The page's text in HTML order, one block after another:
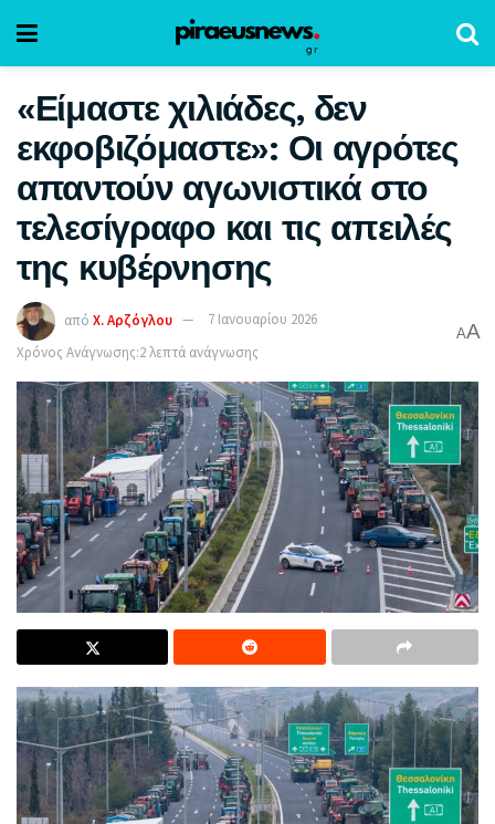
«Είμαστε χιλιάδες, δεν
εκφοβιζόμαστε»: Οι αγρότες
απαντούν αγωνιστικά στο
τελεσίγραφο και τις απειλές
της κυβέρνησης
από Χ. Αρζόγλου
7 Ιανουαρίου 2026
Χρόνος Ανάγνωσης:2 λεπτά ανάγνωσης
AA